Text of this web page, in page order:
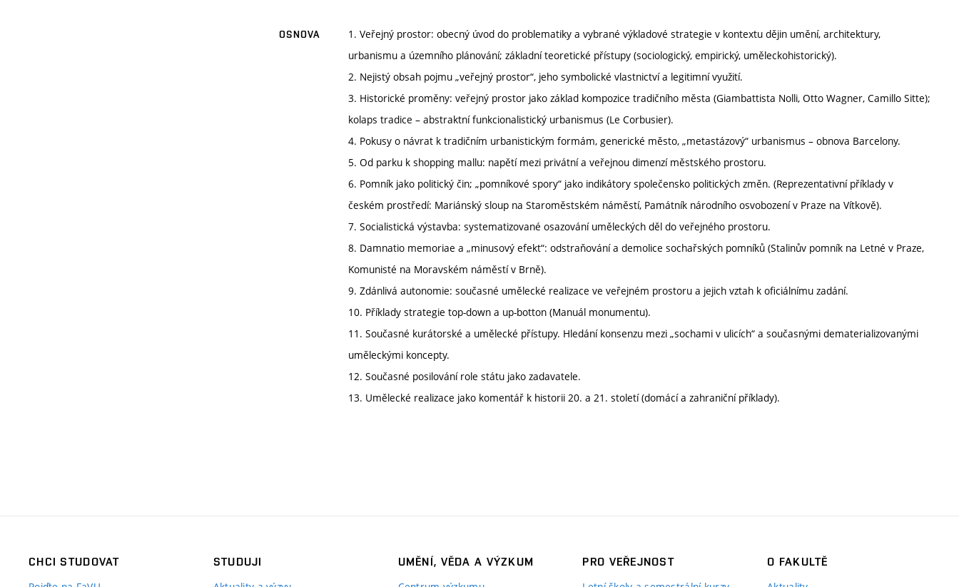
OSNOVA
1. Veřejný prostor: obecný úvod do problematiky a vybrané výkladové strategie v kontextu dějin umění, architektury,
urbanismu a územního plánování; základní teoretické přístupy (sociologický, empirický, uměleckohistorický).
2. Nejistý obsah pojmu „veřejný prostor“, jeho symbolické vlastnictví a legitimní využití.
3. Historické proměny: veřejný prostor jako základ kompozice tradičního města (Giambattista Nolli, Otto Wagner, Camillo Sitte);
kolaps tradice – abstraktní funkcionalistický urbanismus (Le Corbusier).
4. Pokusy o návrat k tradičním urbanistickým formám, generické město, „metastázový“ urbanismus – obnova Barcelony.
5. Od parku k shopping mallu: napětí mezi privátní a veřejnou dimenzí městského prostoru.
6. Pomník jako politický čin; „pomníkové spory“ jako indikátory společensko politických změn. (Reprezentativní příklady v
českém prostředí: Mariánský sloup na Staroměstském náměstí, Památník národního osvobození v Praze na Vítkově).
7. Socialistická výstavba: systematizované osazování uměleckých děl do veřejného prostoru.
8. Damnatio memoriae a „minusový efekt“: odstraňování a demolice sochařských pomníků (Stalinův pomník na Letné v Praze,
Komunisté na Moravském náměstí v Brně).
9. Zdánlivá autonomie: současné umělecké realizace ve veřejném prostoru a jejich vztah k oficiálnímu zadání.
10. Příklady strategie top-down a up-botton (Manuál monumentu).
11. Současné kurátorské a umělecké přístupy. Hledání konsenzu mezi „sochami v ulicích“ a současnými dematerializovanými
uměleckými koncepty.
12. Současné posilování role státu jako zadavatele.
13. Umělecké realizace jako komentář k historii 20. a 21. století (domácí a zahraniční příklady).
CHCI STUDOVAT
STUDUJI
UMĚNÍ, VĚDA A VÝZKUM
PRO VEŘEJNOST
O FAKULTĚ